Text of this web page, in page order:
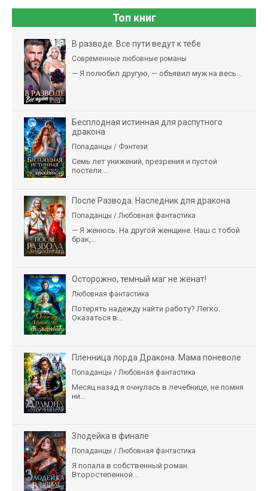
Топ книг
В разводе. Все пути ведут к тебе
Современные любовные романы
— Я полюбил другую, — объявил муж на весь...
Бесплодная истинная для распутного
дракона
Попаданцы / Фэнтези
Семь лет унижений, презрения и пустой
постели....
После Развода. Наследник для дракона
Попаданцы / Любовная фантастика
— Я женюсь. На другой женщине. Наш с тобой
брак,...
Осторожно, темный маг не женат!
Любовная фантастика
Потерять надежду найти работу? Легко.
Оказаться в...
Пленница лорда Дракона. Мама поневоле
Попаданцы / Любовная фантастика
Месяц назад я очнулась в лечебнице, не помня
ни...
Злодейка в финале
Попаданцы / Любовная фантастика
Я попала в собственный роман.
Второстепенной...